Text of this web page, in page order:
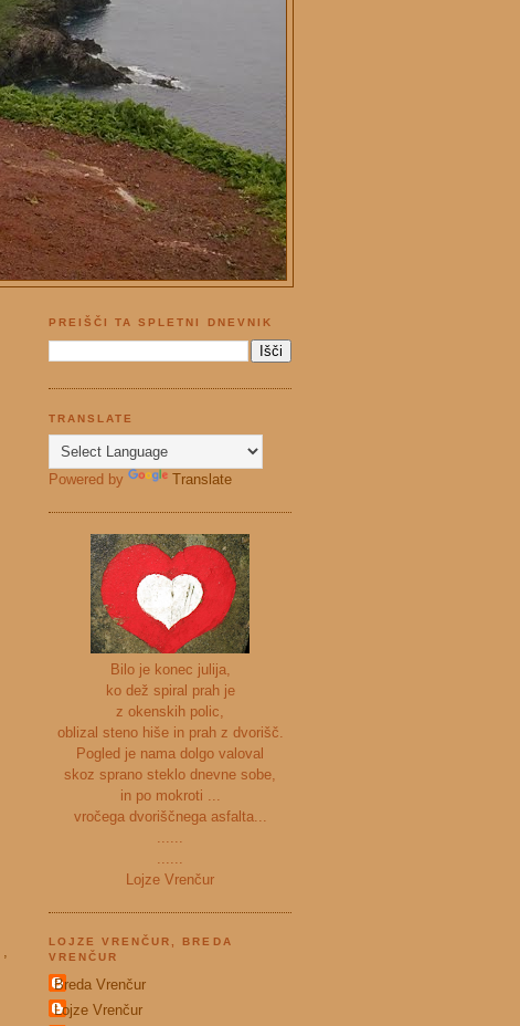
PREIŠČI TA SPLETNI DNEVNIK
TRANSLATE
Powered by Translate
Bilo je konec julija,
ko dež spiral prah je
z okenskih polic,
oblizal steno hiše in prah z dvorišč.
Pogled je nama dolgo valoval
skoz sprano steklo dnevne sobe,
in po mokroti ...
vročega dvoriščnega asfalta...
......
......
Lojze Vrenčur
LOJZE VRENČUR, BREDA
VRENČUR
Breda Vrenčur
Lojze Vrenčur